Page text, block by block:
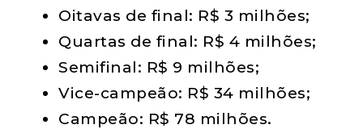
Oitavas de final: R$ 3 milhões;
Quartas de final: R$ 4 milhões;
Semifinal: R$ 9 milhões;
Vice-campeão: R$ 34 milhões;
Campeão: R$ 78 milhões.